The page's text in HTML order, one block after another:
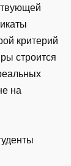
критерий
строится
на